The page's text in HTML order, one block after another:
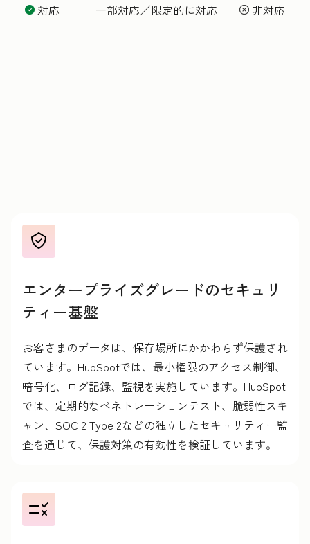
対応 — 一部対応／限定的に対応
非対応
エンタープライズグレードのセキュリ
ティー基盤
お客さまのデータは、保存場所にかかわらず保護され
ています。HubSpotでは、最小権限のアクセス制御、
暗号化、ログ記録、監視を実施しています。HubSpot
では、定期的なペネトレーションテスト、脆弱性スキ
ャン、SOC 2 Type 2などの独立したセキュリティー監
査を通じて、保護対策の有効性を検証しています。